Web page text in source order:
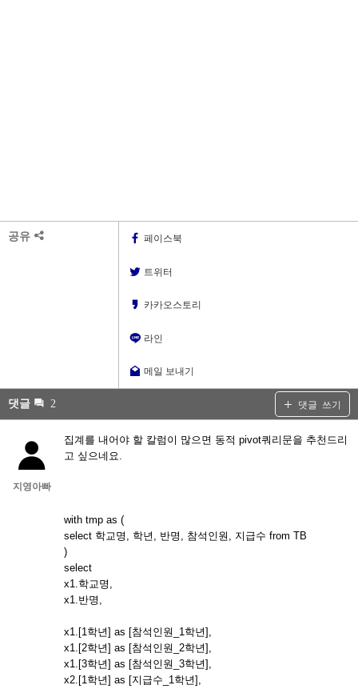
공유 페이스북
트위터
카카오스토리
라인
메일 보내기
댓글 2 댓글 쓰기
지영아빠
집계를 내어야 할 칼럼이 많으면 동적 pivot쿼리문을 추천드리
고 싶으네요.
with tmp as (
select 학교명, 학년, 반명, 참석인원, 지급수 from TB
)
select
x1.학교명,
x1.반명,
x1.[1학년] as [참석인원_1학년],
x1.[2학년] as [참석인원_2학년],
x1.[3학년] as [참석인원_3학년],
x2.[1학년] as [지급수_1학년],